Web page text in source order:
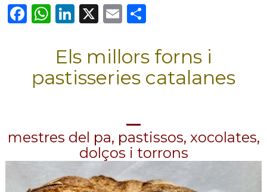
F
b
o
k
W
at
s
A
p
Li
k
e
dI
X E
ai
l
m
p
ar
ix
Els millors forns i
pastisseries catalanes
mestres del pa, pastissos, xocolates,
dolços i torrons